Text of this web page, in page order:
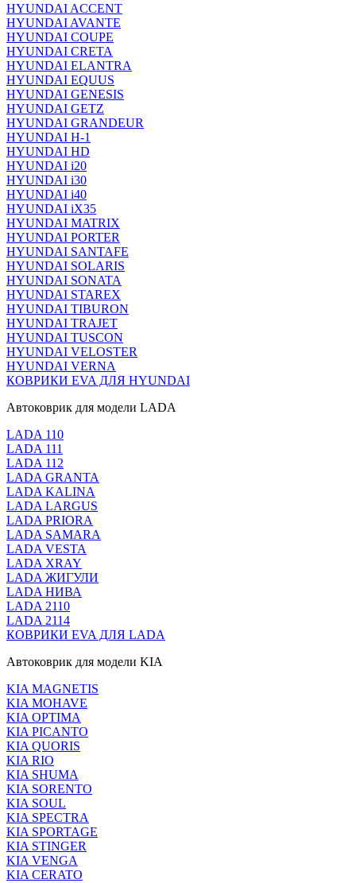
HYUNDAI ACCENT
HYUNDAI AVANTE
HYUNDAI COUPE
HYUNDAI CRETA
HYUNDAI ELANTRA
HYUNDAI EQUUS
HYUNDAI GENESIS
HYUNDAI GETZ
HYUNDAI GRANDEUR
HYUNDAI H-1
HYUNDAI HD
HYUNDAI i20
HYUNDAI i30
HYUNDAI i40
HYUNDAI iX35
HYUNDAI MATRIX
HYUNDAI PORTER
HYUNDAI SANTAFE
HYUNDAI SOLARIS
HYUNDAI SONATA
HYUNDAI STAREX
HYUNDAI TIBURON
HYUNDAI TRAJET
HYUNDAI TUSCON
HYUNDAI VELOSTER
HYUNDAI VERNA
КОВРИКИ EVA ДЛЯ HYUNDAI
Автоковрик для модели LADA
LADA 110
LADA 111
LADA 112
LADA GRANTA
LADA KALINA
LADA LARGUS
LADA PRIORA
LADA SAMARA
LADA VESTA
LADA XRAY
LADA ЖИГУЛИ
LADA НИВА
LADA 2110
LADA 2114
КОВРИКИ EVA ДЛЯ LADA
Автоковрик для модели KIA
KIA MAGNETIS
KIA MOHAVE
KIA OPTIMA
KIA PICANTO
KIA QUORIS
KIA RIO
KIA SHUMA
KIA SORENTO
KIA SOUL
KIA SPECTRA
KIA SPORTAGE
KIA STINGER
KIA VENGA
KIA CERATO